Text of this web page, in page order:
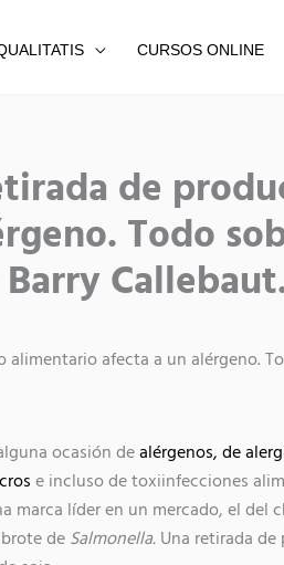
CURSOS ONLINE
de
Todo
afecta a un alérgeno.
ocasión dealérgenos, de
e incluso de toxiinfecciones
marca líder en un mercado, el del
de Salmonella. Una retirada
en